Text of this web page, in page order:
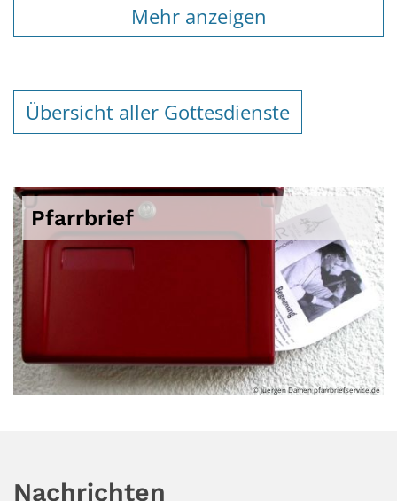
Mehr anzeigen
Übersicht aller Gottesdienste
Pfarrbrief
© Juergen Damen pfarrbriefservice.de
Nachrichten